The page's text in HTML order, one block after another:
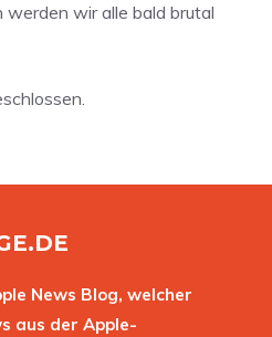
werden wir alle bald brutal
News Blog, welcher
aus der Apple-